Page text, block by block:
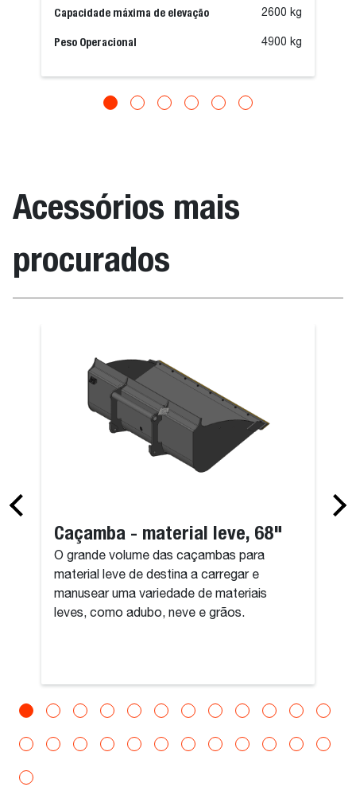
Capacidade máxima de elevação 2600 kg
Peso Operacional 4900 kg
Acessórios mais
procurados
Caçamba - material leve, 68"
O grande volume das caçambas para
material leve de destina a carregar e
manusear uma variedade de materiais
leves, como adubo, neve e grãos.